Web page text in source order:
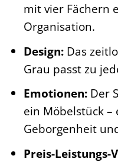
mit vier Fächern
Organisation.
Design:Das
Grau passt zu
Emotionen:Der
ein Möbelstück
Geborgenheit
Preis-Leistungs-